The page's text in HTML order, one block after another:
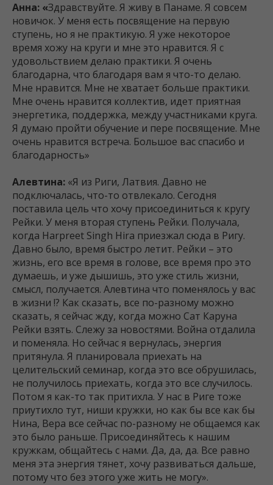
Анна: «Здравствуйте. Я живу в Панаме. Я совсем
новичок. У меня есть посвящение на первую
ступень, но я не практикую. Я уже некоторое
время хожу на круги и мне это нравится. Я с
удовольствием делаю практики. Я очень
благодарна, что благодаря вам я что-то делаю.
Мне нравится. Мне не хватает больше практики.
Мне очень нравится коллектив, идет приятная
энергетика, поддержка, между участниками круга.
Я думаю пройти обучение и пере посвящение. Мне
очень нравится встреча. Большое вас спасибо и
благодарность»
Алевтина: «Я из Риги, Латвия. Давно не
подключалась, что-то отвлекало. Сегодня
поставила цель что хочу присоединиться к кругу
Рейки. У меня вторая ступень Рейки. Получала,
когда Harpreet Singh Hira приезжал сюда в Ригу.
Давно было, время быстро летит. Рейки – это
жизнь, его все время в голове, все время про это
думаешь, и уже дышишь, это уже стиль жизни,
смысл, получается. Алевтина что поменялось у вас
в жизни !? Как сказать, все по-разному можно
сказать, я сейчас жду, когда можно Сат Каруна
Рейки взять. Слежу за новостями. Война отдалила
и поменяла. Но сейчас я вернулась, энергия
притянула. Я планировала приехать на
целительский семинар, когда это все обрушилась,
не получилось приехать, когда это все случилось.
Потом я как-то так притихла. У нас в Риге тоже
приутихло тут, ниши кружки, но как бы все как бы
Нина, Вера все сейчас по-разному не общаемся как
это было раньше. Присоединяйтесь к нашим
кружкам, общайтесь с нами. Да, да, да. Все равно
меня эта энергия тянет, хочу развиваться дальше,
потому что без этого уже жить не могу».